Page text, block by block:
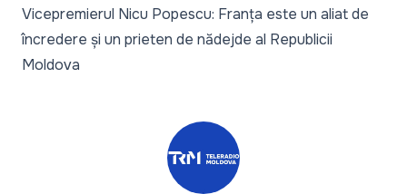
Vicepremierul Nicu Popescu: Franța este un aliat de
încredere și un prieten de nădejde al Republicii
Moldova